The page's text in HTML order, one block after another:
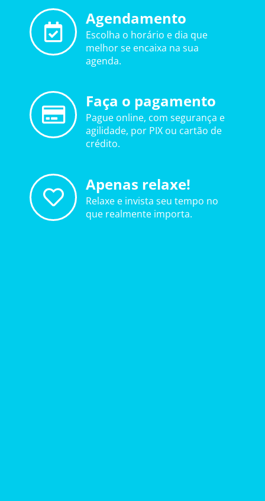
Agendamento
Escolha o horário e dia que
melhor se encaixa na sua
agenda.
Faça o pagamento
Pague online, com segurança e
agilidade, por PIX ou cartão de
crédito.
Apenas relaxe!
Relaxe e invista seu tempo no
que realmente importa.